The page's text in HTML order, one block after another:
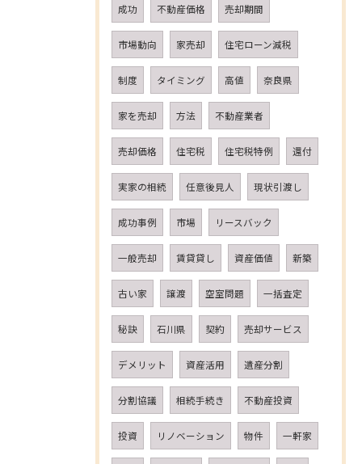
成功 不動産価格 売却期間
市場動向 家売却 住宅ローン減税
制度 タイミング 高値 奈良県
家を売却 方法 不動産業者
売却価格 住宅税 住宅税特例 還付
実家の相続 任意後見人 現状引渡し
成功事例 市場 リースバック
一般売却 賃貸貸し 資産価値 新築
古い家 譲渡 空室問題 一括査定
秘訣 石川県 契約 売却サービス
デメリット 資産活用 遺産分割
分割協議 相続手続き 不動産投資
投資 リノベーション 物件 一軒家